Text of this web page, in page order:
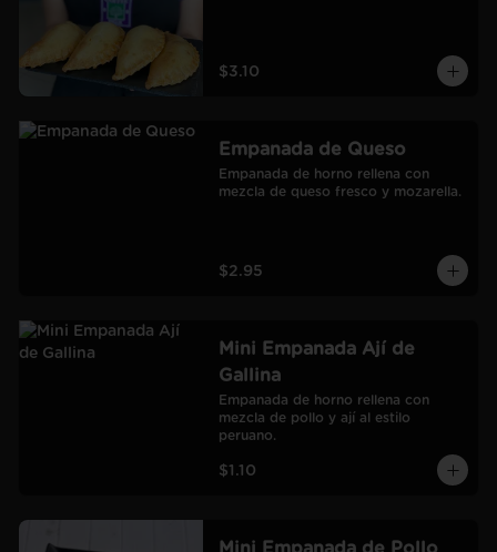
$3.10
Empanada de Queso
Empanada de horno rellena con
mezcla de queso fresco y mozarella.
$2.95
Mini Empanada Ají de
Gallina
Empanada de horno rellena con
mezcla de pollo y ají al estilo
peruano.
$1.10